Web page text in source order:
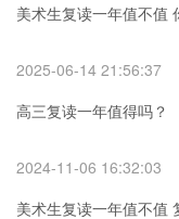
美术生复读一年值不值
2025-06-14 21:56:37
高三复读一年值得吗？
2024-11-06 16:32:03
美术生复读一年值不值